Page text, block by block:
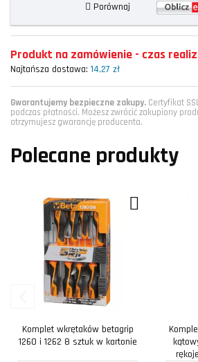
Porównaj
Produkt na zamówienie - czas
Najtańsza dostawa: 14,27 zł
Gwarantujemy bezpieczne zakupy. Certyfikat
podczas płatności. Możesz zwrócić zakupiony
otrzymujesz gwarancję producenta.
Polecane produkty
Komplet wkrętaków betagrip
1260 i 1262 8 sztuk w kartonie